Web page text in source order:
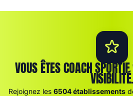
VOUS ÊTES COACH
Rejoignez les 6504 établissements